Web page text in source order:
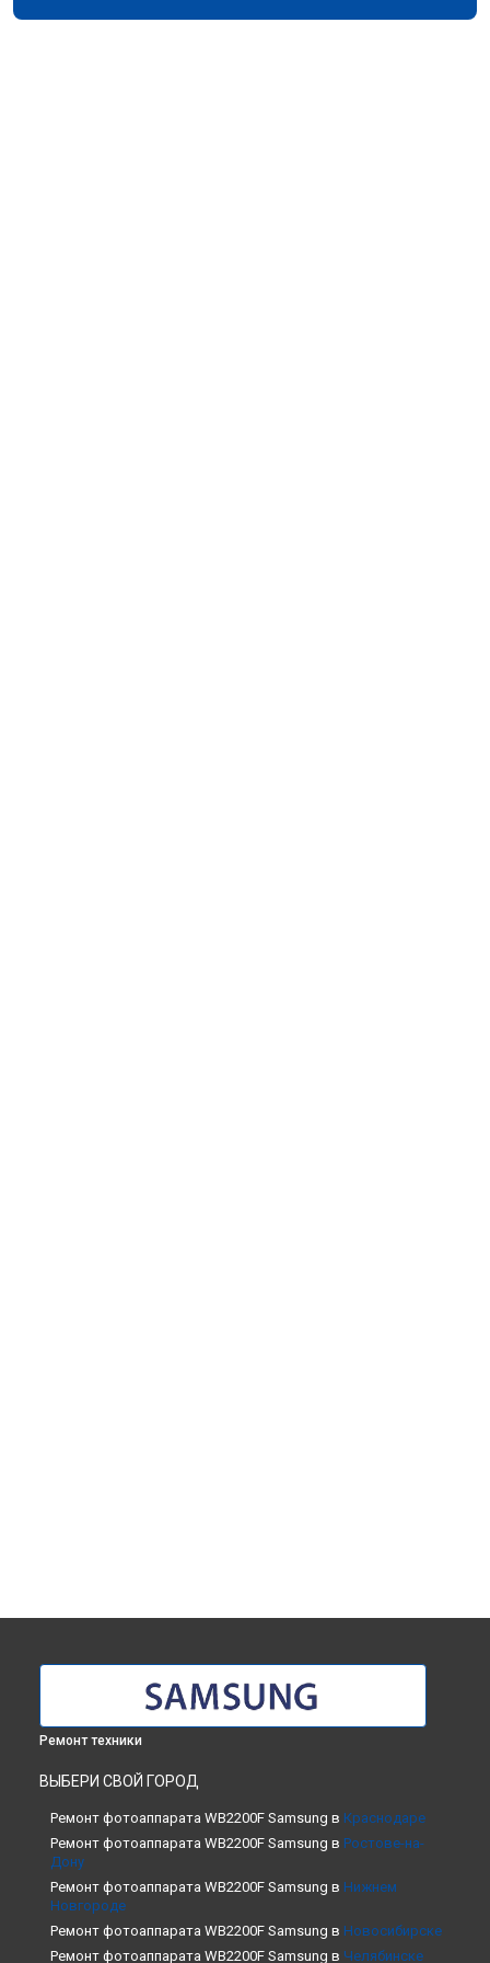
Ремонт техники
ВЫБЕРИ СВОЙ ГОРОД
Ремонт фотоаппарата WB2200F Samsung в Краснодаре
Ремонт фотоаппарата WB2200F Samsung в Ростове-на-
Дону
Ремонт фотоаппарата WB2200F Samsung в Нижнем
Новгороде
Ремонт фотоаппарата WB2200F Samsung в Новосибирске
Ремонт фотоаппарата WB2200F Samsung в Челябинске